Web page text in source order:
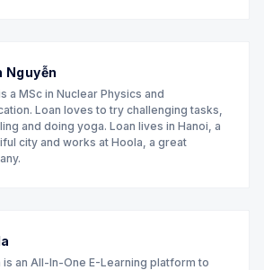
Nguyễn
a MSc in Nuclear Physics and
Loan loves to try challenging tasks,
and doing yoga. Loan lives in Hanoi, a
city and works at Hoola, a great
is an All-In-One E-Learning platform to